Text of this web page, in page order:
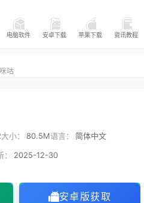
电脑软件 安卓下载 苹果下载 资讯教程
咕
大小： 80.5M语言：
简体中文
2025-12-30
安卓版获取